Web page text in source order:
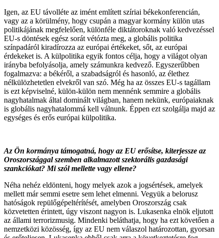
Igen, az EU távolléte az imént említett szíriai békekonferencián,
vagy az a körülmény, hogy csupán a magyar kormány külön utas
politikájának megfelelően, különféle diktátoroknak való kedvezéssel
EU-s döntések egész sorát vétózta meg, a globális politika
színpadáról kiradírozza az európai értékeket, sőt, az európai
érdekeket is. A külpolitika egyik fontos célja, hogy a világot olyan
irányba befolyásolja, amely számunkra kedvező. Egyszerűbben
fogalmazva: a békéről, a szabadságról és hasonló, az élethez
nélkülözhetetlen elvekről van szó. Még ha az összes EU-s tagállam
is ezt képviselné, külön-külön nem mennénk semmire a globális
nagyhatalmak által dominált világban, hanem nekünk, európaiaknak
is globális nagyhatalommá kell válnunk. Éppen ezt szolgálja majd az
egységes és erős európai külpolitika.
Az Ön kormánya támogatná, hogy az EU erősítse, kiterjessze az
Oroszországgal szemben alkalmazott szektorális gazdasági
szankciókat? Mi szól mellette vagy ellene?
Néha nehéz eldönteni, hogy melyek azok a jogsértések, amelyek
mellett már semmi esetre sem lehet elmenni. Vegyük a belorusz
hatóságok repülőgépeltérítését, amelyben Oroszország csak
közvetetten érintett, úgy viszont nagyon is. Lukasenka elnök eljutott
az állami terrorizmusig. Mindenki beláthatja, hogy ha ezt követően a
nemzetközi közösség, így az EU nem válaszol határozottan, gyorsan